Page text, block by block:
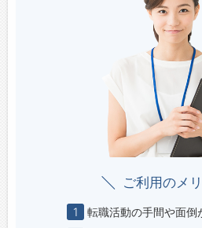
ご利用のメ
1
転職活動の手間や面倒